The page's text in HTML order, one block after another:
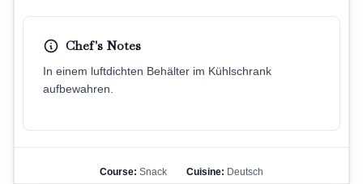
Chef's Notes
In einem luftdichten Behälter im Kühlschrank
aufbewahren.
Course: Snack Cuisine: Deutsch